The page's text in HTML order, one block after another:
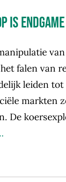
is endgame
falen van
leiden tot
markten
De